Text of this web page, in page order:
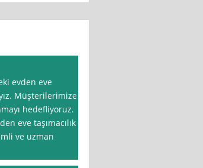
evden eve
Müşterilerimize
hedefliyoruz.
eve taşımacılık
ve uzman